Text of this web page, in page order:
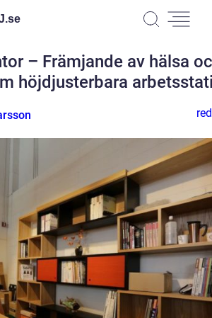
se
– Främjande av hälsa
höjdjusterbara